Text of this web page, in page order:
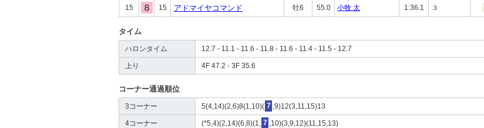
15 15 アドマイヤコマンド 牡6 55.0 小牧 太 1:36.1 ３
タイム
ハロンタイム 12.7 - 11.1 - 11.6 - 11.8 - 11.6 - 11.4 - 11.5 - 12.7
上り 4F 47.2 - 3F 35.6
コーナー通過順位
3コーナー 5(4,14)(2,6)8(1,10)( 7 ,9)12(3,11,15)13
4コーナー (*5,4)(2,14)(6,8)(1, 7 ,10)(3,9,12)(11,15,13)